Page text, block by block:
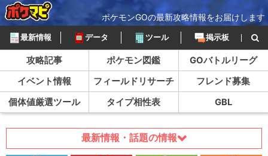
ポケモンGOの最新攻略情報をお届けします
最新情報 データ ツール 掲示板
攻略記事 ポケモン図鑑
GOバトルリーグ
イベント情報
フィールドリサーチ
フレンド募集
個体値厳選ツール
タイプ相性表 GBL
最新情報・話題の情報